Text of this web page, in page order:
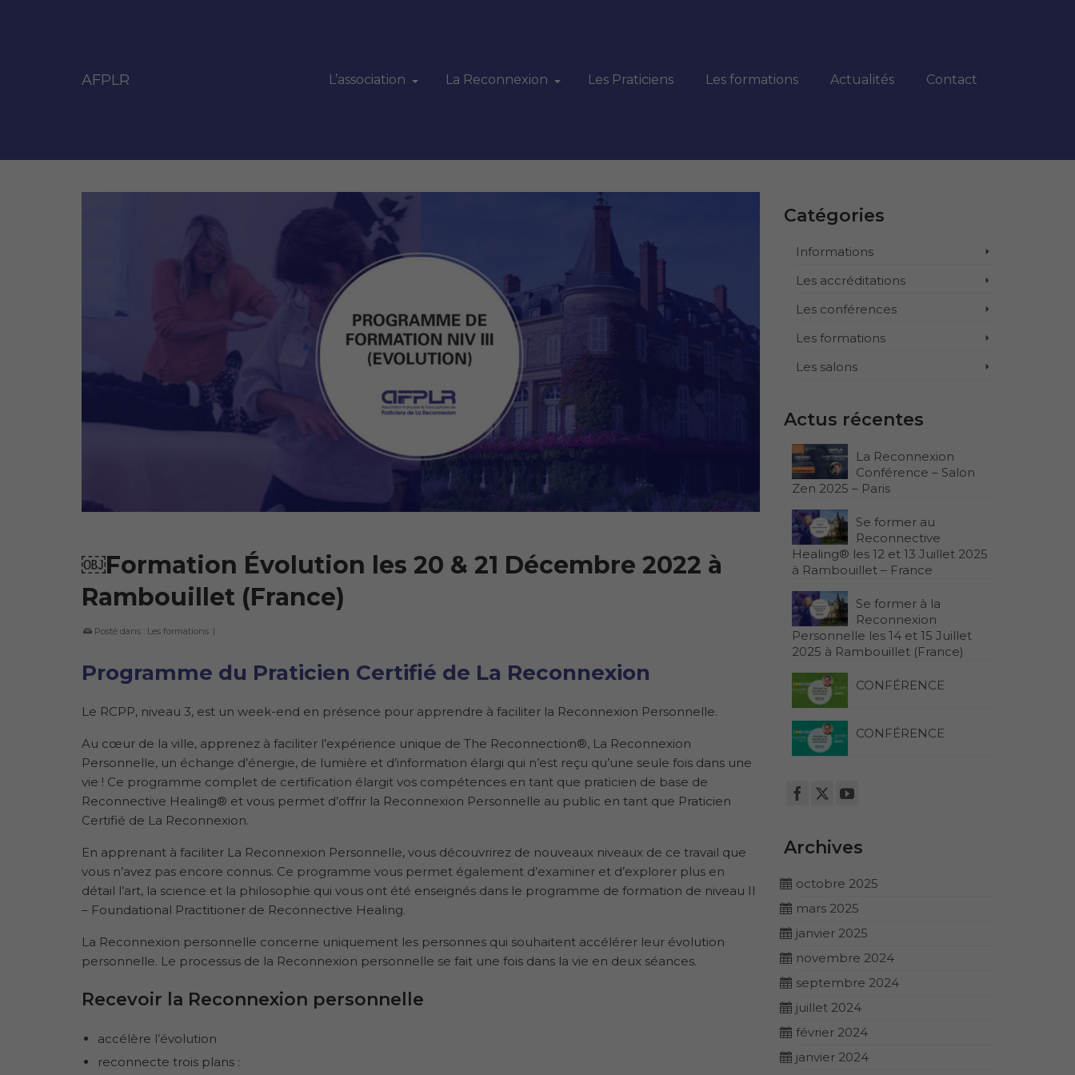
AFPLR L’association La Reconnexion Les Praticiens Les formations Actualités Contact
￼Formation Évolution les 20 & 21 Décembre 2022 à
Rambouillet (France)
Posté dans : Les formations |
Programme du Praticien Certifié de La Reconnexion
Le RCPP, niveau 3, est un week-end en présence pour apprendre à faciliter la Reconnexion Personnelle.
Au cœur de la ville, apprenez à faciliter l’expérience unique de The Reconnection®, La Reconnexion
Personnelle, un échange d’énergie, de lumière et d’information élargi qui n’est reçu qu’une seule fois dans une
vie ! Ce programme complet de certification élargit vos compétences en tant que praticien de base de
Reconnective Healing® et vous permet d’offrir la Reconnexion Personnelle au public en tant que Praticien
Certifié de La Reconnexion.
En apprenant à faciliter La Reconnexion Personnelle, vous découvrirez de nouveaux niveaux de ce travail que
vous n’avez pas encore connus. Ce programme vous permet également d’examiner et d’explorer plus en
détail l’art, la science et la philosophie qui vous ont été enseignés dans le programme de formation de niveau II
– Foundational Practitioner de Reconnective Healing.
La Reconnexion personnelle concerne uniquement les personnes qui souhaitent accélérer leur évolution
personnelle. Le processus de la Reconnexion personnelle se fait une fois dans la vie en deux séances.
Recevoir la Reconnexion personnelle
accélère l’évolution
reconnecte trois plans :
Catégories
Informations
Les accréditations
Les conférences
Les formations
Les salons
Actus récentes
La Reconnexion
Conférence – Salon
Zen 2025 – Paris
Se former au
Reconnective
Healing® les 12 et 13 Juillet 2025
à Rambouillet – France
Se former à la
Reconnexion
Personnelle les 14 et 15 Juillet
2025 à Rambouillet (France)
CONFÉRENCE
CONFÉRENCE
Archives
octobre 2025
mars 2025
janvier 2025
novembre 2024
septembre 2024
juillet 2024
février 2024
janvier 2024